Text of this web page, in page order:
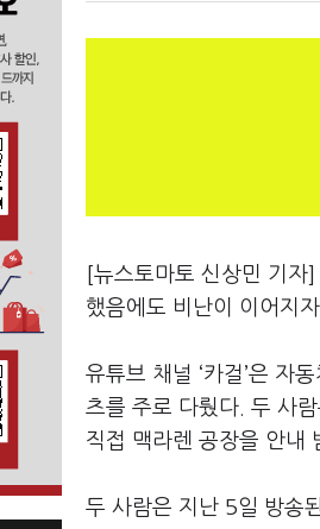
[뉴스토마토 신상민 기자
했음에도 비난이 이어지
유튜브 채널 ‘카걸’은 자동
츠를 주로 다뤘다 두 사
직접 맥라렌 공장을 안내
두 사람은 지난 5일 방송된